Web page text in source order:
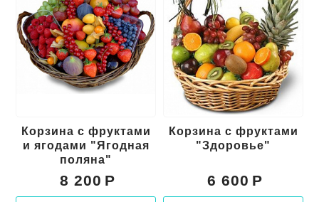
Корзина с фруктами
и ягодами "Ягодная
поляна"
8 200
Корзина с фруктами
"Здоровье"
6 600